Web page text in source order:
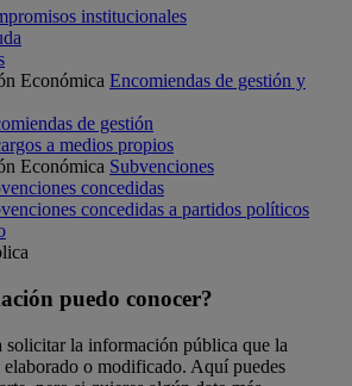
institucionales
Económica Encomiendas de gestión y
de gestión
a medios propios
Económica Subvenciones
concedidas
concedidas a partidos políticos
puedo conocer?
solicitar la información pública que la
o modificado. Aquí puedes